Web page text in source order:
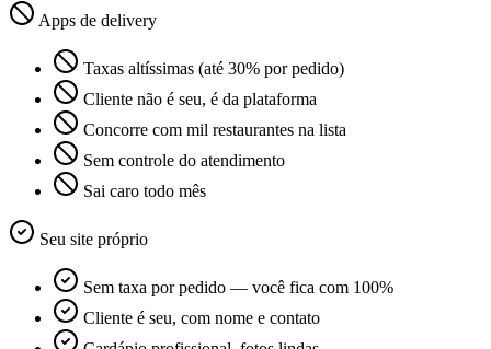
Apps de delivery
Taxas altíssimas (até 30% por pedido)
Cliente não é seu, é da plataforma
Concorre com mil restaurantes na lista
Sem controle do atendimento
Sai caro todo mês
Seu site próprio
Sem taxa por pedido — você fica com 100%
Cliente é seu, com nome e contato